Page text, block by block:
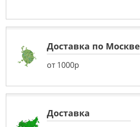
Доставка по Москве
от 1000р
Доставка